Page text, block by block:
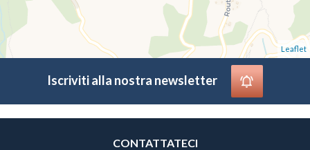
Leaflet
Iscriviti alla nostra newsletter
CONTATTATECI